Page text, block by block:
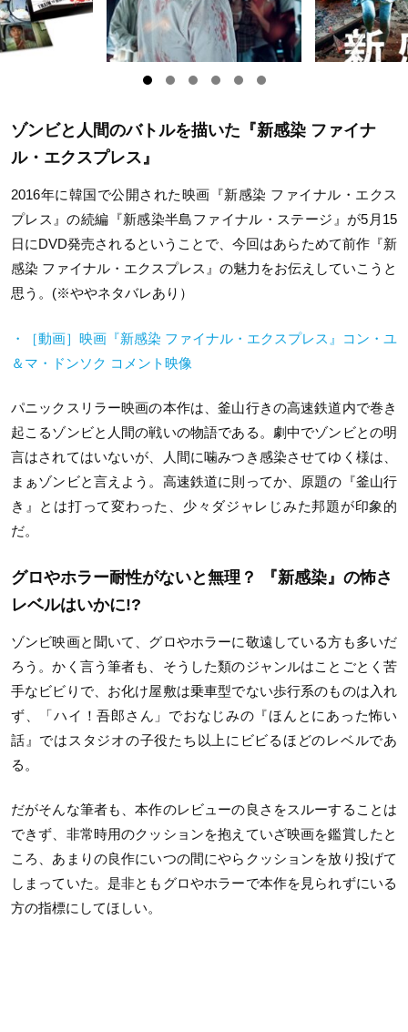
ゾンビと人間のバトルを描いた『新感染 ファイナ
ル・エクスプレス』
2016年に韓国で公開された映画『新感染 ファイナル・エクス
プレス』の続編『新感染半島ファイナル・ステージ』が5月15
日にDVD発売されるということで、今回はあらためて前作『新
感染 ファイナル・エクスプレス』の魅力をお伝えしていこうと
思う。(※ややネタバレあり）
・［動画］映画『新感染 ファイナル・エクスプレス』コン・ユ
＆マ・ドンソク コメント映像
パニックスリラー映画の本作は、釜山行きの高速鉄道内で巻き
起こるゾンビと人間の戦いの物語である。劇中でゾンビとの明
言はされてはいないが、人間に噛みつき感染させてゆく様は、
まぁゾンビと言えよう。高速鉄道に則ってか、原題の『釜山行
き』とは打って変わった、少々ダジャレじみた邦題が印象的
だ。
グロやホラー耐性がないと無理？ 『新感染』の怖さ
レベルはいかに!?
ゾンビ映画と聞いて、グロやホラーに敬遠している方も多いだ
ろう。かく言う筆者も、そうした類のジャンルはことごとく苦
手なビビりで、お化け屋敷は乗車型でない歩行系のものは入れ
ず、「ハイ！吾郎さん」でおなじみの『ほんとにあった怖い
話』ではスタジオの子役たち以上にビビるほどのレベルであ
る。
だがそんな筆者も、本作のレビューの良さをスルーすることは
できず、非常時用のクッションを抱えていざ映画を鑑賞したと
ころ、あまりの良作にいつの間にやらクッションを放り投げて
しまっていた。是非ともグロやホラーで本作を見られずにいる
方の指標にしてほしい。